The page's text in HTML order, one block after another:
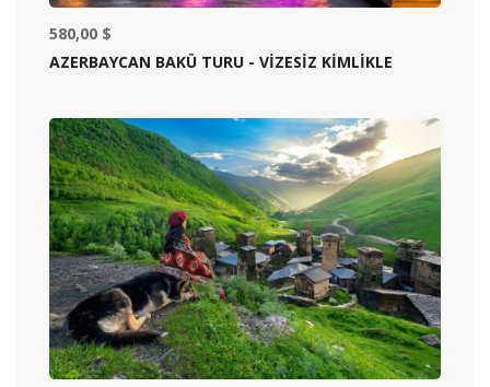
580,00 $
AZERBAYCAN BAKÜ TURU - VİZESİZ KİMLİKLE